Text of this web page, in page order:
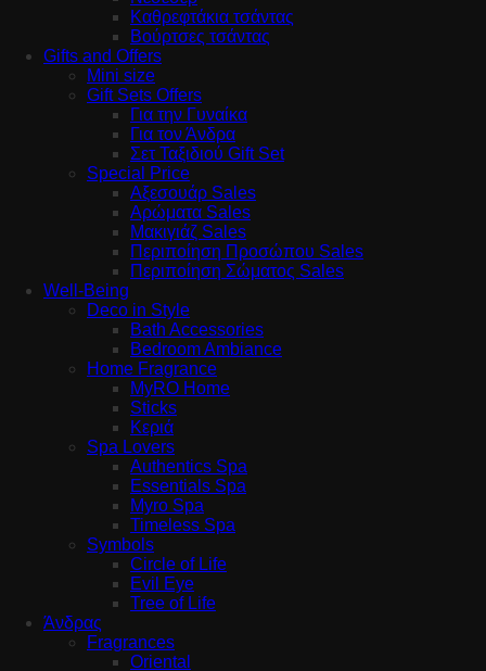
Καθρεφτάκια τσάντας
Βούρτσες τσάντας
Gifts and Offers
Mini size
Gift Sets Offers
Για την Γυναίκα
Για τον Άνδρα
Σετ Ταξιδιού Gift Set
Special Price
Αξεσουάρ Sales
Αρώματα Sales
Μακιγιάζ Sales
Περιποίηση Προσώπου Sales
Περιποίηση Σώματος Sales
Well-Being
Deco in Style
Bath Accessories
Bedroom Ambiance
Home Fragrance
MyRO Home
Sticks
Κεριά
Spa Lovers
Authentics Spa
Essentials Spa
Myro Spa
Timeless Spa
Symbols
Circle of Life
Evil Eye
Tree of Life
Άνδρας
Fragrances
Oriental